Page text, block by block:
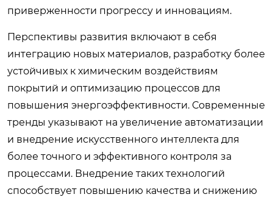
приверженности прогрессу и инновациям.
Перспективы развития включают в себя
интеграцию новых материалов, разработку более
устойчивых к химическим воздействиям
покрытий и оптимизацию процессов для
повышения энергоэффективности. Современные
тренды указывают на увеличение автоматизации
и внедрение искусственного интеллекта для
более точного и эффективного контроля за
процессами. Внедрение таких технологий
способствует повышению качества и снижению